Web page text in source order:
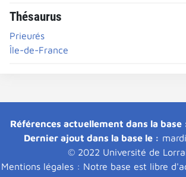
Thésaurus
Prieurés
Île-de-France
Références actuellement dans la base
Dernier ajout dans la base le :
© 2022 Université de
Mentions légales : Notre base est libre